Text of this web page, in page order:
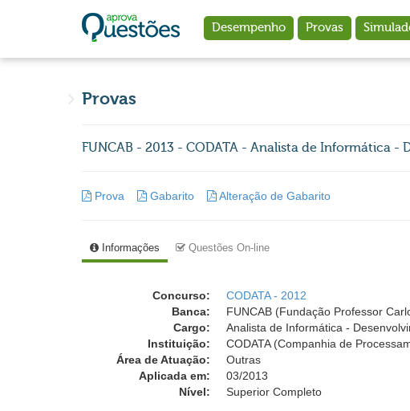
Desempenho Provas
Provas
FUNCAB - 2013 - CODATA - Analista de Informática -
Prova Gabarito Alteração de Gabarito
Informações Questões On-line
Concurso:
CODATA - 2012
Banca:
FUNCAB (Fundação Professor
Cargo:
Analista de Informática -
Instituição:
CODATA (Companhia de
Área de Atuação:
Outras
Aplicada em:
03/2013
Nível:
Superior Completo